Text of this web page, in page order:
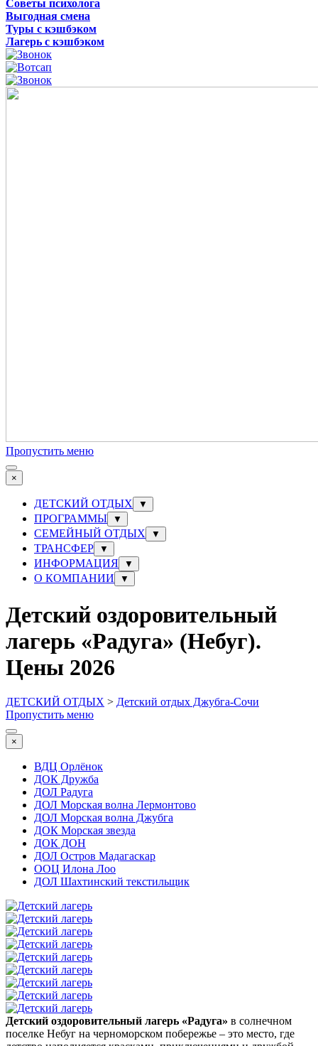
Советы психолога
Выгодная смена
Туры с кэшбэком
Лагерь с кэшбэком
Пропустить меню
×
ДЕТСКИЙ ОТДЫХ ▼
ПРОГРАММЫ ▼
СЕМЕЙНЫЙ ОТДЫХ ▼
ТРАНСФЕР ▼
ИНФОРМАЦИЯ ▼
О КОМПАНИИ ▼
Детский оздоровительный
лагерь «Радуга» (Небуг).
Цены 2026
ДЕТСКИЙ ОТДЫХ > Детский отдых Джубга-Сочи
Пропустить меню
×
ВДЦ Орлёнок
ДОК Дружба
ДОЛ Радуга
ДОЛ Морская волна Лермонтово
ДОЛ Морская волна Джубга
ДОК Морская звезда
ДОК ДОН
ДОЛ Остров Мадагаскар
ООЦ Илона Лоо
ДОЛ Шахтинский текстильщик
Детский оздоровительный лагерь «Радуга» в солнечном
поселке Небуг на черноморском побережье – это место, где